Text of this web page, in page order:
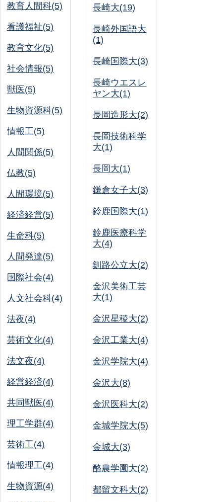
教育人間科(5)
看護福祉(5)
教育文化(5)
社会情報(5)
獣医(5)
生物資源科(5)
情報工(5)
人間関係(5)
仏教(5)
人間環境(5)
経済経営(5)
生命科(5)
人間発達(5)
国際社会(4)
人文社会科(4)
法夜(4)
芸術文化(4)
法文夜(4)
経営経済(4)
共同獣医(4)
理工学群(4)
芸術工(4)
情報理工(4)
生物資源(4)
長崎大(19)
長崎外国語大
(1)
長崎国際大(3)
長崎ウエスレ
ヤン大(1)
長岡造形大(2)
長岡技術科学
大(1)
長岡大(1)
鎌倉女子大(3)
鈴鹿国際大(1)
鈴鹿医療科学
大(4)
釧路公立大(2)
金沢美術工芸
大(1)
金沢星稜大(2)
金沢工業大(4)
金沢学院大(4)
金沢大(8)
金沢医科大(2)
金城学院大(5)
金城大(3)
酪農学園大(2)
都留文科大(2)